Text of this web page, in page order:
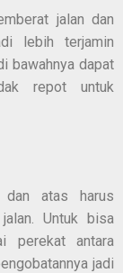
jalan dan
lebih terjamin
bawahnya dapat
repot untuk
dan atas harus
Untuk bisa
perekat antara
jadi